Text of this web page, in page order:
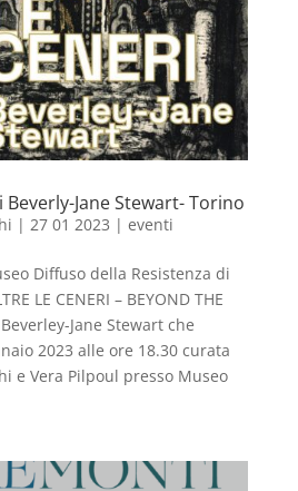
Beverly-Jane Stewart- Torino
| 27 01 2023 | eventi
Diffuso della Resistenza di
LE CENERI – BEYOND THE
Jane Stewart che
2023 alle ore 18.30 curata
e Vera Pilpoul presso Museo